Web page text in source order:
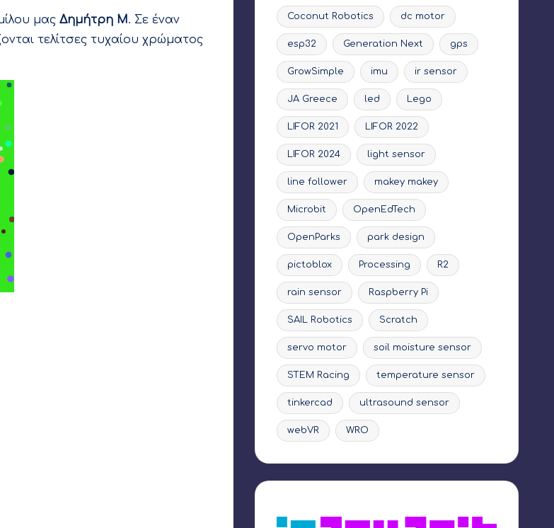
μας Δημήτρη Μ. Σε έναν
τελίτσες τυχαίου χρώματος
Coconut Robotics dc motor
esp32 Generation Next gps
GrowSimple imu ir sensor
JA Greece led Lego
LIFOR 2021 LIFOR 2022
LIFOR 2024 light sensor
line follower makey makey
Microbit OpenEdTech
OpenParks park design
pictoblox Processing R2
rain sensor Raspberry Pi
SAIL Robotics Scratch
servo motor soil moisture sensor
STEM Racing temperature sensor
tinkercad ultrasound sensor
webVR WRO